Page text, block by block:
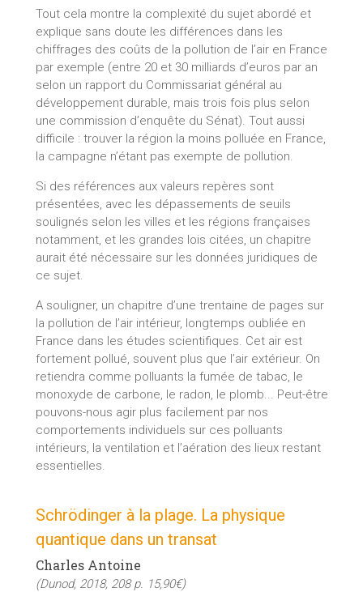
Tout cela montre la complexité du sujet abordé et
explique sans doute les différences dans les
chiffrages des coûts de la pollution de l’air en France
par exemple (entre 20 et 30 milliards d’euros par an
selon un rapport du Commissariat général au
développement durable, mais trois fois plus selon
une commission d’enquête du Sénat). Tout aussi
difficile : trouver la région la moins polluée en France,
la campagne n’étant pas exempte de pollution.
Si des références aux valeurs repères sont
présentées, avec les dépassements de seuils
soulignés selon les villes et les régions françaises
notamment, et les grandes lois citées, un chapitre
aurait été nécessaire sur les données juridiques de
ce sujet.
A souligner, un chapitre d’une trentaine de pages sur
la pollution de l’air intérieur, longtemps oubliée en
France dans les études scientifiques. Cet air est
fortement pollué, souvent plus que l’air extérieur. On
retiendra comme polluants la fumée de tabac, le
monoxyde de carbone, le radon, le plomb... Peut-être
pouvons-nous agir plus facilement par nos
comportements individuels sur ces polluants
intérieurs, la ventilation et l’aération des lieux restant
essentielles.
Schrödinger à la plage. La physique
quantique dans un transat
Charles Antoine
(Dunod, 2018, 208 p. 15,90€)